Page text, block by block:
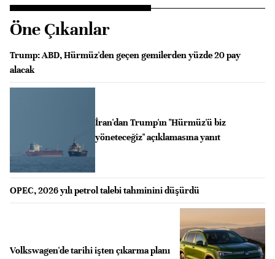
Öne Çıkanlar
Trump: ABD, Hürmüz'den geçen gemilerden yüzde 20 pay
alacak
İran'dan Trump'ın "Hürmüz'ü biz
yöneteceğiz" açıklamasına yanıt
OPEC, 2026 yılı petrol talebi tahminini düşürdü
Volkswagen'de tarihi işten çıkarma planı